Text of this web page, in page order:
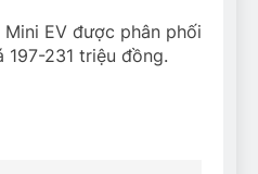
EV được phân phối
197-231 triệu đồng.